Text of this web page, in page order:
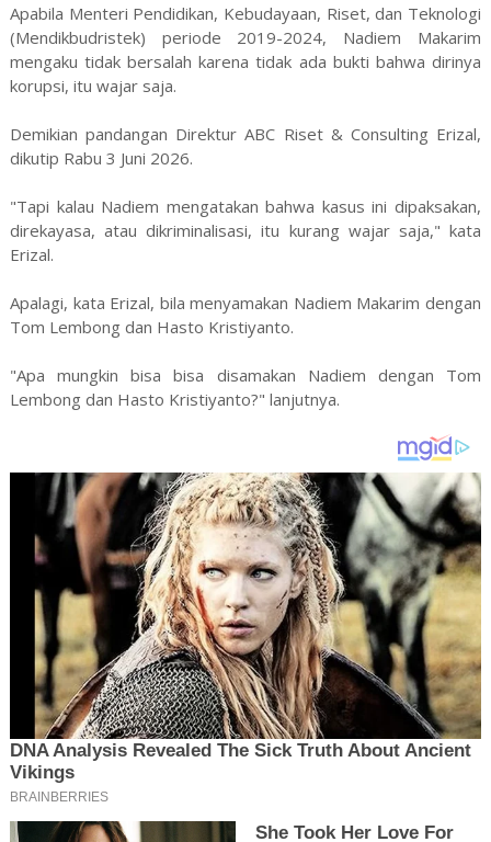
Apabila Menteri Pendidikan, Kebudayaan, Riset, dan Teknologi
(Mendikbudristek) periode 2019-2024, Nadiem Makarim
mengaku tidak bersalah karena tidak ada bukti bahwa dirinya
korupsi, itu wajar saja.
Demikian pandangan Direktur ABC Riset & Consulting Erizal,
dikutip Rabu 3 Juni 2026.
"Tapi kalau Nadiem mengatakan bahwa kasus ini dipaksakan,
direkayasa, atau dikriminalisasi, itu kurang wajar saja," kata
Erizal.
Apalagi, kata Erizal, bila menyamakan Nadiem Makarim dengan
Tom Lembong dan Hasto Kristiyanto.
"Apa mungkin bisa bisa disamakan Nadiem dengan Tom
Lembong dan Hasto Kristiyanto?" lanjutnya.